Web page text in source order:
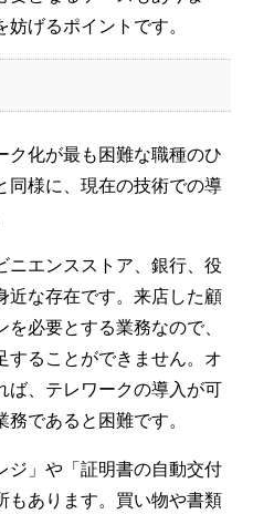
げるポイントです。
ク化が最も困難な職種のひ
同様に、現在の技術での導
ニエンスストア、銀行、役
近な存在です。来店した顧
必要とする業務なので、
することができません。オ
ば、テレワークの導入が可
であると困難です。
ジ」や「証明書の自動交付
もあります。買い物や書類